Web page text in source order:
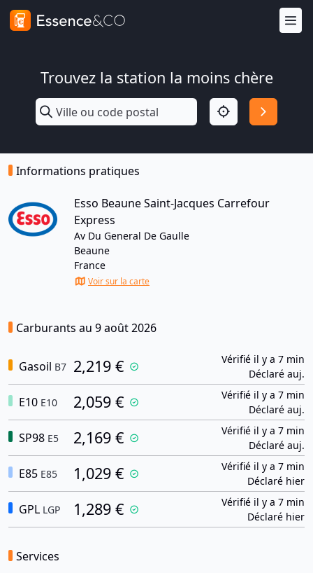
Trouvez la station la moins chère
Informations pratiques
Esso Beaune Saint-Jacques Carrefour
Express
Av Du General De Gaulle
Beaune
France
Voir sur la carte
Carburants au 9 août 2026
Gasoil B7 2,219 €
Vérifié il y a 7 min
Déclaré auj.
E10 E10 2,059 €
Vérifié il y a 7 min
Déclaré auj.
SP98 E5 2,169 €
Vérifié il y a 7 min
Déclaré auj.
E85 E85 1,029 €
Vérifié il y a 7 min
Déclaré hier
GPL LGP 1,289 €
Vérifié il y a 7 min
Déclaré hier
Services